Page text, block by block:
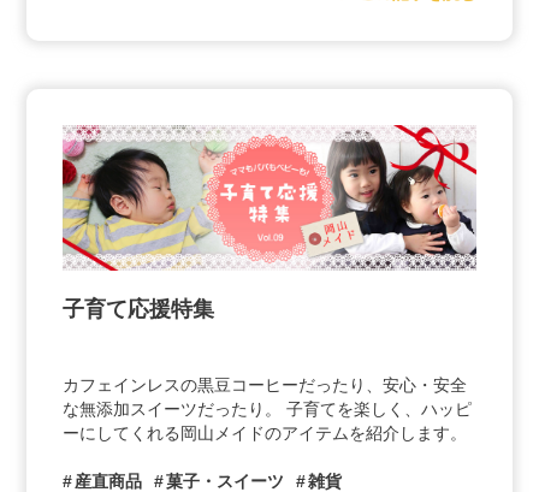
子育て応援特集
カフェインレスの黒豆コーヒーだったり、安心・安全
な無添加スイーツだったり。 子育てを楽しく、ハッピ
ーにしてくれる岡山メイドのアイテムを紹介します。
産直商品 菓子・スイーツ
雑貨